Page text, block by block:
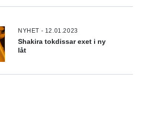
NYHET - 12.01.2023
Shakira tokdissar exet i ny
låt